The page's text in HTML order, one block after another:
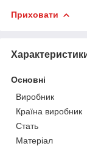
Приховати
Основні
Виробник
Країна виробник
Стать
Матеріал